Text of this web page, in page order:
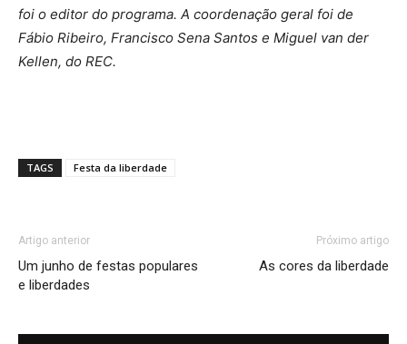
foi o editor do programa. A coordenação geral foi de
Fábio Ribeiro, Francisco Sena Santos e Miguel van der
Kellen, do REC.
TAGS Festa da liberdade
Artigo anterior
Um junho de festas populares
e liberdades
Próximo artigo
As cores da liberdade